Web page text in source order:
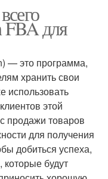
FBA для
— это программа,
хранить свои
использовать
этой
продажи товаров
для получения
добиться успеха,
будут